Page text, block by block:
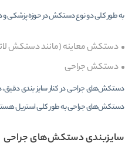
به طور کلی دو نوع دستکش در حوزه پزشکی و
دستکش معاینه (ماننددستکش
دستکش جراحی
دستکش‌های جراحی در کنار سایز بندی دقیق،
دستکش‌های جراحی به طور کلی استریل
سایزبندی دستکش‌های جراحی